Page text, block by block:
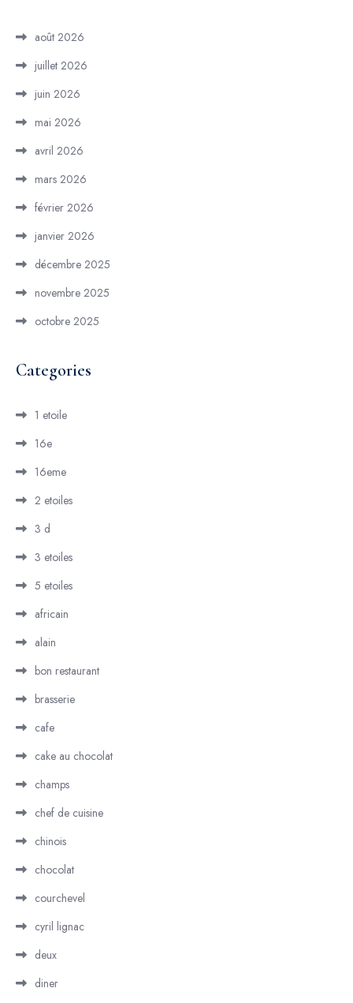
août 2026
juillet 2026
juin 2026
mai 2026
avril 2026
mars 2026
février 2026
janvier 2026
décembre 2025
novembre 2025
octobre 2025
Categories
1 etoile
16e
16eme
2 etoiles
3 d
3 etoiles
5 etoiles
africain
alain
bon restaurant
brasserie
cafe
cake au chocolat
champs
chef de cuisine
chinois
chocolat
courchevel
cyril lignac
deux
diner